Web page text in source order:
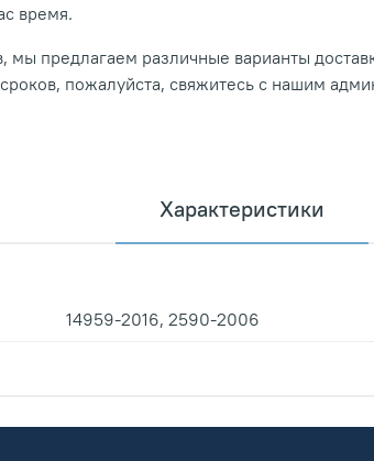
время.
предлагаем различные варианты
пожалуйста, свяжитесь с нашим
Характеристики
14959-2016, 2590-2006